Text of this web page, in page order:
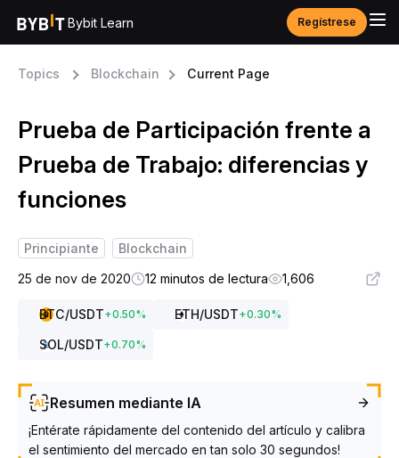
Bybit Learn Regístrese
Topics Blockchain Current Page
Prueba de Participación frente a
Prueba de Trabajo: diferencias y
funciones
Principiante
Blockchain
25 de nov de 2020
12 minutos de lectura 1,606
BTC/USDT+0.50% ETH/USDT+0.30%
SOL/USDT+0.70%
Resumen mediante IA
¡Entérate rápidamente del contenido del artículo y calibra
el sentimiento del mercado en tan solo 30 segundos!